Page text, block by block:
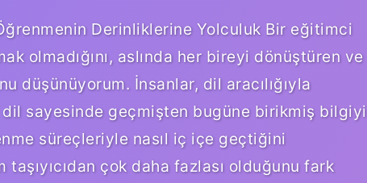
Derinliklerine Yolculuk Bir eğitimci
olmadığını, aslında her bireyi dönüştüren ve
düşünüyorum. İnsanlar, dil aracılığıyla
sayesinde geçmişten bugüne birikmiş bilgiyi
süreçleriyle nasıl iç içe geçtiğini
çok daha fazlası olduğunu fark